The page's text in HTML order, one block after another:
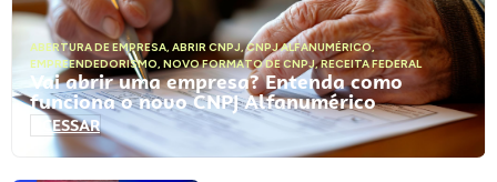
ABERTURA DE EMPRESA, ABRIR CNPJ,CNPJ ALFANUMÉRICO,
EMPREENDEDORISMO, NOVO FORMATO DE CNPJ,RECEITA FEDERAL
Vai abrir uma empresa? Entenda como
funciona o novo CNPJ Alfanumérico
ACESSAR